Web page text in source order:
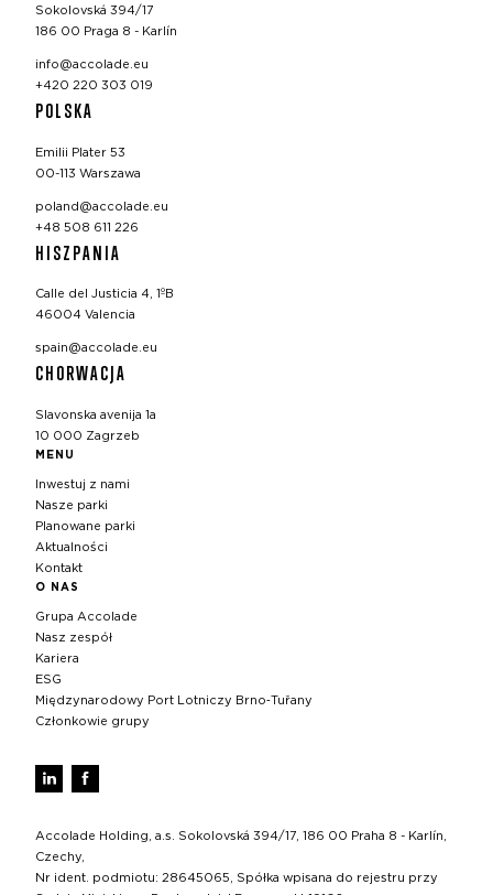
Sokolovská 394/17
186 00 Praga 8 - Karlín
info@accolade.eu
+420 220 303 019
POLSKA
Emilii Plater 53
00-113 Warszawa
poland@accolade.eu
+48 508 611 226
HISZPANIA
Calle del Justicia 4, 1ºB
46004 Valencia
spain@accolade.eu
CHORWACJA
Slavonska avenija 1a
10 000 Zagrzeb
MENU
Inwestuj z nami
Nasze parki
Planowane parki
Aktualności
Kontakt
O NAS
Grupa Accolade
Nasz zespół
Kariera
ESG
Międzynarodowy Port Lotniczy Brno‑Tuřany
Członkowie grupy
Accolade Holding, a.s. Sokolovská 394/17, 186 00 Praha 8 - Karlín,
Czechy,
Nr ident. podmiotu: 28645065, Spółka wpisana do rejestru przy